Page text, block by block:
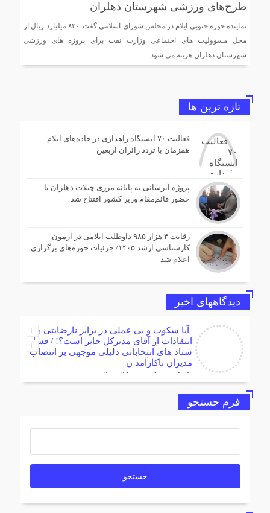
طرح‌های ورزشی شهرستان دهلران
نماینده حوزه جنوبی ایلام در مجلس شورای اسلامی گفت: ۸۲۰ میلیارد ریال از
محل مسوولیت های اجتماعی وزارت نفت برای پروژه های ورزشی
شهرستان دهلران هزینه می شود.
تازه ترین ها
فعالیت ۷۰ ایستگاه راهداری در جاده‌های ایلام
همزمان با تردد زائران اربعین
پروژه آبرسانی به پایانه مرزی چیلات دهلران با
حضور قائم‌مقام وزیر کشور افتتاح شد
رقابت ۴ هزار ۹۸۵ داوطلب ایلامی در آزمون
کارشناسی ارشد ۱۴۰۵/ جزئیات حوزه‌های برگزاری
اعلام شد
دیدگاههای اخیر
آیا سکوت و بی عملی در برابر نارضایتی ها و
انتقادات از آقای مدیرکل جایز است؟! / فشار
ستاد های انتخاباتی دلیلی موجهی بر انتصاب
مدیران ناکارآمد ن
[…] دامپزشکی استان ایلام مطلبی را در
خروجی خبرگزاری (اینجا بخوانید )قرارداد که
فرم جستجو